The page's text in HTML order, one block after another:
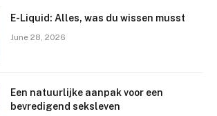
E-Liquid: Alles, was du wissen musst
June 28, 2026
Een natuurlijke aanpak voor een
bevredigend seksleven